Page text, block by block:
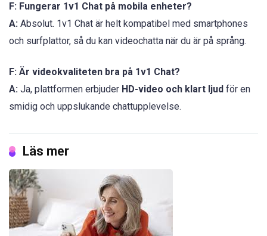
F: Fungerar 1v1 Chat på mobila enheter?
A: Absolut. 1v1 Chat är helt kompatibel med smartphones
och surfplattor, så du kan videochatta när du är på språng.
F: Är videokvaliteten bra på 1v1 Chat?
A: Ja, plattformen erbjuder HD-video och klart ljud för en
smidig och uppslukande chattupplevelse.
Läs mer